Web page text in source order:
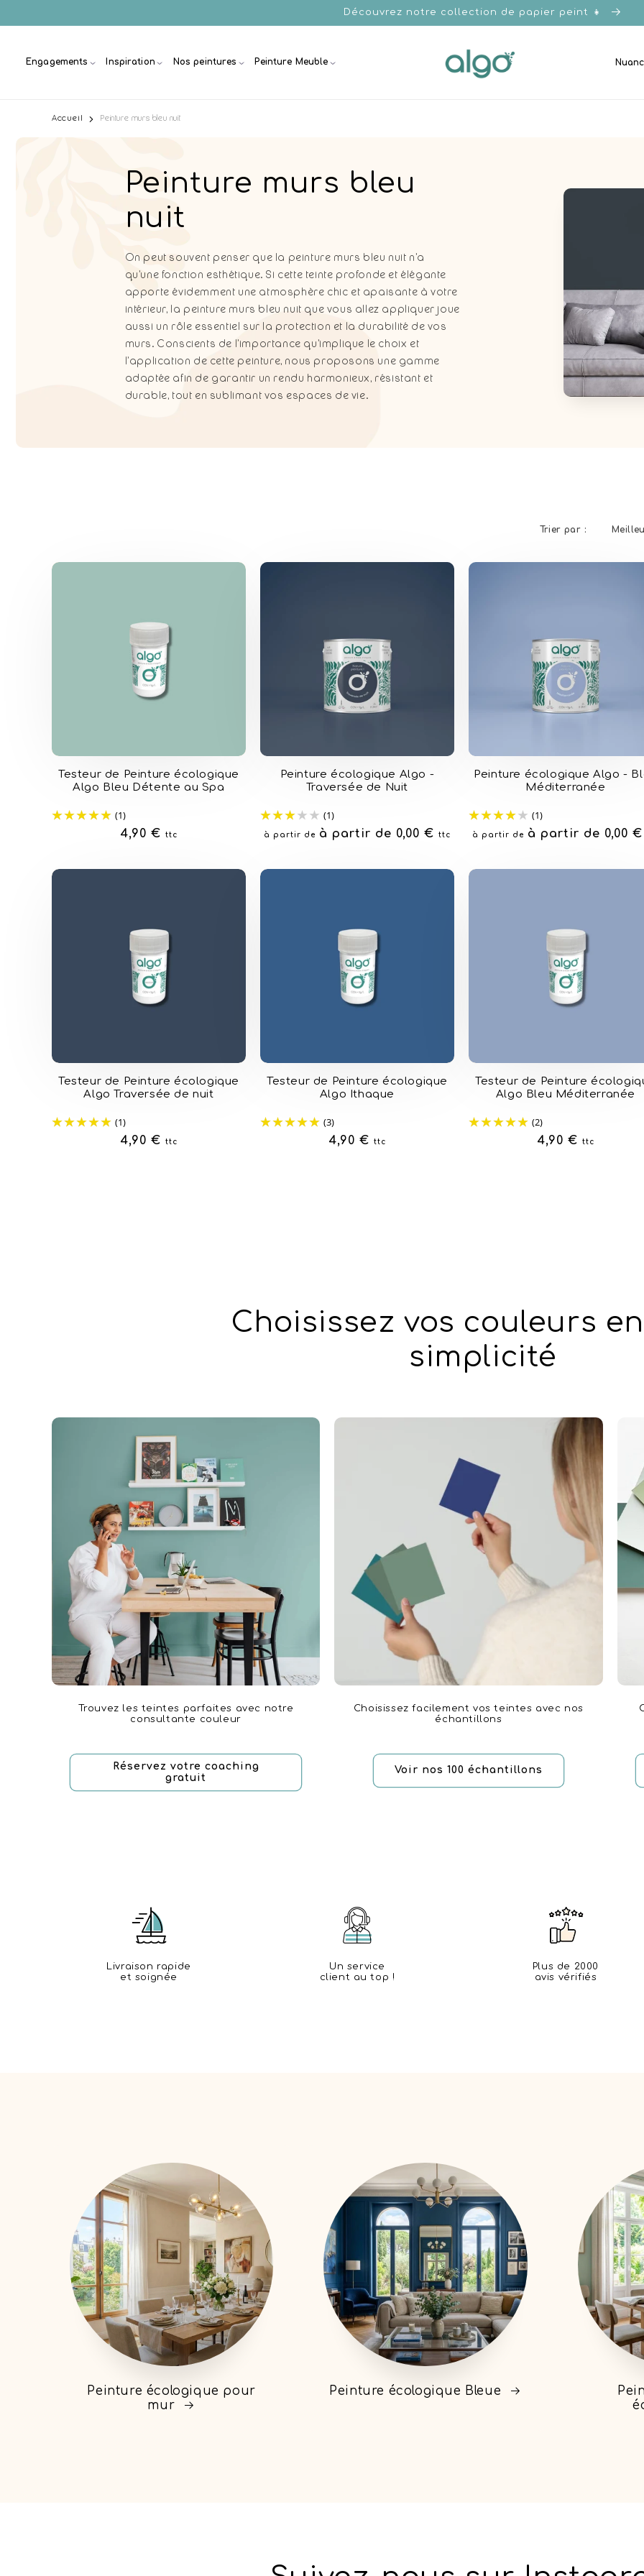
au
Découvrez notre collection de papier peint 👧
Engagements Inspiration Nos peintures Peinture Meuble
Accueil Peinture murs bleu nuit
C
o
l
l
e
c
t
o
Peinture murs bleu
nuit
On peut souvent penser que la peinture murs bleu nuit n’a
qu’une fonction esthétique. Si cette teinte profonde et élégante
apporte évidemment une atmosphère chic et apaisante à votre
intérieur, la peinture murs bleu nuit que vous allez appliquer joue
aussi un rôle essentiel sur la protection et la durabilité de vos
murs. Conscients de l’importance qu’implique le choix et
l’application de cette peinture, nous proposons une gamme
adaptée afin de garantir un rendu harmonieux, résistant et
durable, tout en sublimant vos espaces de vie.
Trier par :
Testeur de Peinture écologique
Algo Bleu Détente au Spa
(1)
Prix
4,90 € ttc
Peinture écologique Algo -
Traversée de Nuit
(1)
Prix
à partir de à partir de 0,00 € ttc
Peinture écologique Algo -
Méditerranée
(1)
Prix
à partir de à partir de 0,00
Testeur de Peinture écologique
Algo Traversée de nuit
(1)
Prix
4,90 € ttc
Testeur de Peinture écologique
Algo Ithaque
(3)
Prix
4,90 € ttc
Testeur de Peinture
Algo Bleu Méditerranée
(2)
Prix
4,90 € ttc
Choisissez vos couleurs
simplicité
Trouvez les teintes parfaites avec notre
consultante couleur
Réservez votre coaching
gratuit
Choisissez facilement vos teintes avec nos
échantillons
Voir nos 100 échantillons
Livraison rapide
et soignée
Un service
client au top !
Plus de 2000
avis vérifiés
Peinture écologique pour
mur
Peinture écologique Bleue